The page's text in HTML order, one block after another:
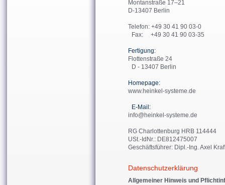
Montanstraße 17–21
D-13407 Berlin
Telefon: +49 30 41 90 03-0
Fax: +49 30 41 90 03-35
Fertigung:
Flottenstraße 24
D - 13407 Berlin
Homepage:
www.heinkel-systeme.de
E-Mail:
info@heinkel-systeme.de
RG Charlottenburg HRB 114444
USt.-IdNr.: DE812475007
Geschäftsführer: Dipl.-Ing. Axel
Datenschutzerklärung
Allgemeiner Hinweis und